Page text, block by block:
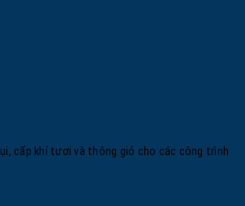
cấp khí tươi và thông gió cho các công trình